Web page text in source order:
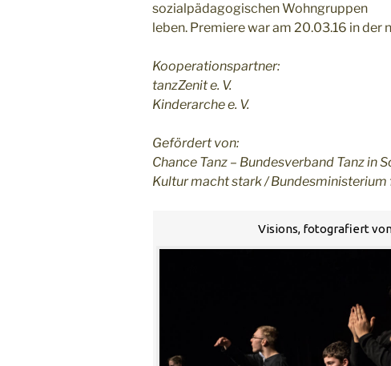
sozialpädagogischen Wohngruppen
leben. Premiere war am 20.03.16 in der
Kooperationspartner:
tanzZenit e. V.
Kinderarche e. V.
Gefördert von:
Chance Tanz – Bundesverband Tanz in
Kultur macht stark / Bundesministerium
Visions, fotografiert